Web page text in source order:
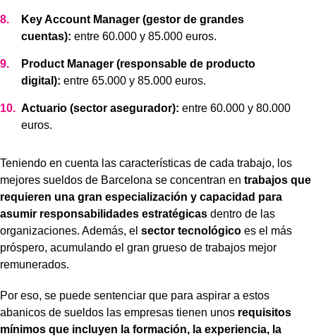
Key Account Manager (gestor de grandes
cuentas): entre 60.000 y 85.000 euros.
Product Manager (responsable de producto
digital): entre 65.000 y 85.000 euros.
Actuario (sector asegurador): entre 60.000 y 80.000
euros.
Teniendo en cuenta las características de cada trabajo, los
mejores sueldos de Barcelona se concentran en trabajos que
requieren una gran especialización y capacidad para
asumir responsabilidades estratégicas dentro de las
organizaciones. Además, el sector tecnológico es el más
próspero, acumulando el gran grueso de trabajos mejor
remunerados.
Por eso, se puede sentenciar que para aspirar a estos
abanicos de sueldos las empresas tienen unos requisitos
mínimos que incluyen la formación, la experiencia, la